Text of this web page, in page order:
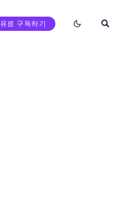
유료 구독하기 Enable dark mode